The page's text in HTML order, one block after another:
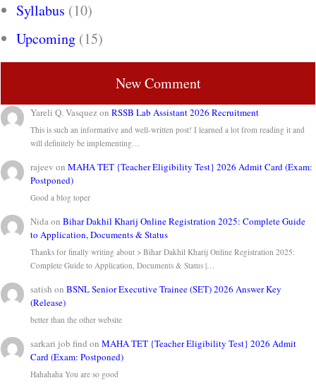
Syllabus (10)
Upcoming (15)
New Comment
Yareli Q. VasquezonRSSB Lab Assistant 2026 Recruitment
This is such an informative and well-written post! I learned a lot from reading it and
will definitely be implementing…
rajeev onMAHA TET {Teacher Eligibility Test} 2026 Admit Card (Exam:
Postponed)
Good a blog toper
NidaonBihar Dakhil Kharij Online Registration 2025: Complete Guide
to Application, Documents & Status
Thanks for finally writing about > Bihar Dakhil Kharij Online Registration 2025:
Complete Guide to Application, Documents & Status |…
satish onBSNL Senior Executive Trainee (SET) 2026 Answer Key
(Release)
better than the other website
sarkari job find onMAHA TET {Teacher Eligibility Test} 2026 Admit
Card (Exam: Postponed)
Hahahaha You are so good